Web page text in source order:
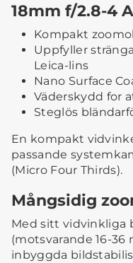
18mm f/2.8-4
Kompakt
Uppfyller
Leica-lins
Nano Surface
Väderskydd for
Steglös
En kompakt
passande
(Micro Four Thirds).
Mångsidig
Med sitt vidvinkliga
(motsvarande 16-
inbyggda